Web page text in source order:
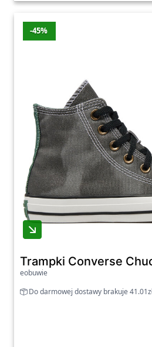
-45%
Trampki Converse
eobuwie
Do darmowej dostawy brakuje